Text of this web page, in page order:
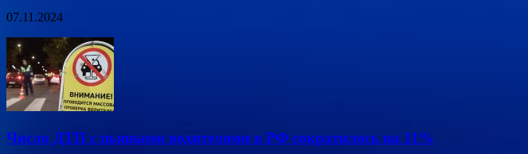
07.11.2024
Число ДТП с пьяными водителями в РФ сократилось на 11%